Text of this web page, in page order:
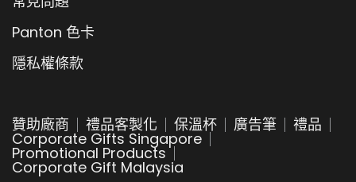
Panton 色卡
隱私權條款
贊助廠商 禮品客製化 保溫杯 廣告筆 禮品
Corporate Gifts Singapore
Promotional Products
Corporate Gift Malaysia